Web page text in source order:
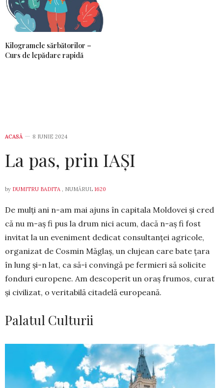
Kilogramele sărbătorilor –
Curs de lepădare rapidă
ACASĂ 8 IUNIE 2024
La pas, prin IAȘI
by DUMITRU BADITA , NUMĂRUL 1620
De mulți ani n-am mai ajuns în capitala Moldovei și cred
că nu m-aș fi pus la drum nici acum, dacă n-aș fi fost
invitat la un eveniment dedicat consultanței agricole,
organizat de Cosmin Măglaș, un clujean care bate țara
în lung și-n lat, ca să-i convingă pe fermieri să solicite
fonduri europene. Am descoperit un oraș frumos, curat
și civilizat, o veritabilă citadelă europeană.
Palatul Culturii